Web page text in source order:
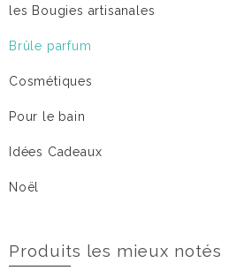
les Bougies artisanales
Brûle parfum
Cosmétiques
Pour le bain
Idées Cadeaux
Noël
Produits les mieux notés